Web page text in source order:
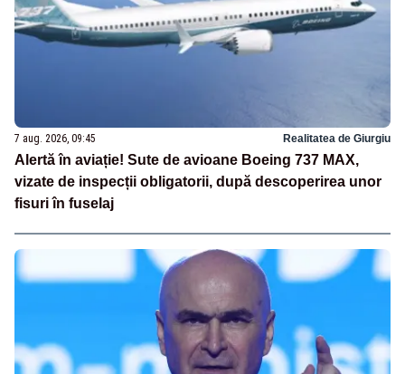
7 aug. 2026, 09:45 Realitatea de Giurgiu
Alertă în aviație! Sute de avioane Boeing 737 MAX,
vizate de inspecții obligatorii, după descoperirea unor
fisuri în fuselaj